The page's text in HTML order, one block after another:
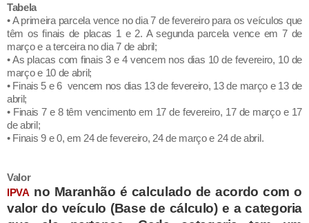
Tabela
• A primeira parcela vence no dia 7 de fevereiro para os veículos que
têm os finais de placas 1 e 2. A segunda parcela vence em 7 de
março e a terceira no dia 7 de abril;
• As placas com finais 3 e 4 vencem nos dias 10 de fevereiro, 10 de
março e 10 de abril;
• Finais 5 e 6 vencem nos dias 13 de fevereiro, 13 de março e 13 de
abril;
• Finais 7 e 8 têm vencimento em 17 de fevereiro, 17 de março e 17
de abril;
• Finais 9 e 0, em 24 de fevereiro, 24 de março e 24 de abril.
Valor
IPVA no Maranhão é calculado de acordo com o
valor do veículo (Base de cálculo) e a categoria